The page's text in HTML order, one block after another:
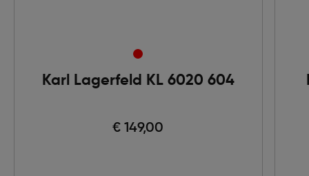
Karl Lagerfeld KL 6020 604
€ 149,00